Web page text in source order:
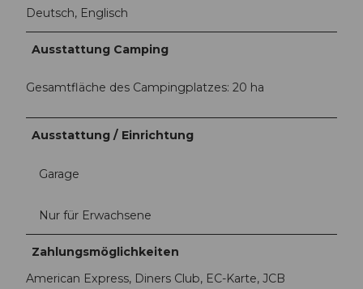
Deutsch, Englisch
Ausstattung Camping
Gesamtfläche des Campingplatzes: 20 ha
Ausstattung / Einrichtung
Garage
Nur für Erwachsene
Zahlungsmöglichkeiten
American Express, Diners Club, EC-Karte, JCB